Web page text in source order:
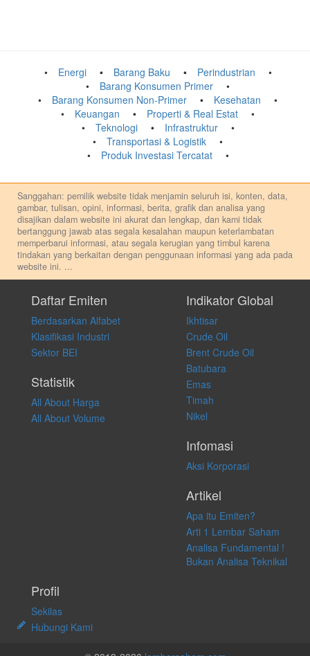
Energi Barang Baku
Perindustrian
Barang Konsumen Primer
Barang Konsumen Non-Primer
Kesehatan
Keuangan
Properti & Real Estat
Teknologi
Infrastruktur
Transportasi & Logistik
Produk Investasi Tercatat
Sanggahan: pemilik website tidak menjamin seluruh isi, konten, data,
gambar, tulisan, opini, informasi, berita, grafik dan analisa yang
disajikan dalam website ini akurat dan lengkap, dan kami tidak
bertanggung jawab atas segala kesalahan maupun keterlambatan
memperbarui informasi, atau segala kerugian yang timbul karena
tindakan yang berkaitan dengan penggunaan informasi yang ada pada
website ini. ...
pribadi. Kami tidak memberi anjuran, saran, rekomendasi untuk
membeli, menjual atau melakukan aktivitas lain yang terkait dengan
transaksi perdagangan apapun, dan kami tidak bertanggung jawab
atas keputusan investasi yang dilakukan dalam kondisi dan situasi
apapun juga, yang diakibatkan secara langsung maupun tidak
langsung atas konten pada website ini.
Daftar Emiten
Berdasarkan Alfabet
Klasifikasi Industri
Sektor BEI
Statistik
All About Harga
All About Volume
Indikator Global
Ikhtisar
Crude Oil
Brent Crude Oil
Batubara
Emas
Timah
Nikel
Infomasi
Aksi Korporasi
Artikel
Apa itu Emiten?
Arti 1 Lembar Saham
Analisa Fundamental !
Bukan Analisa Teknikal
Profil
Sekilas
Hubungi Kami